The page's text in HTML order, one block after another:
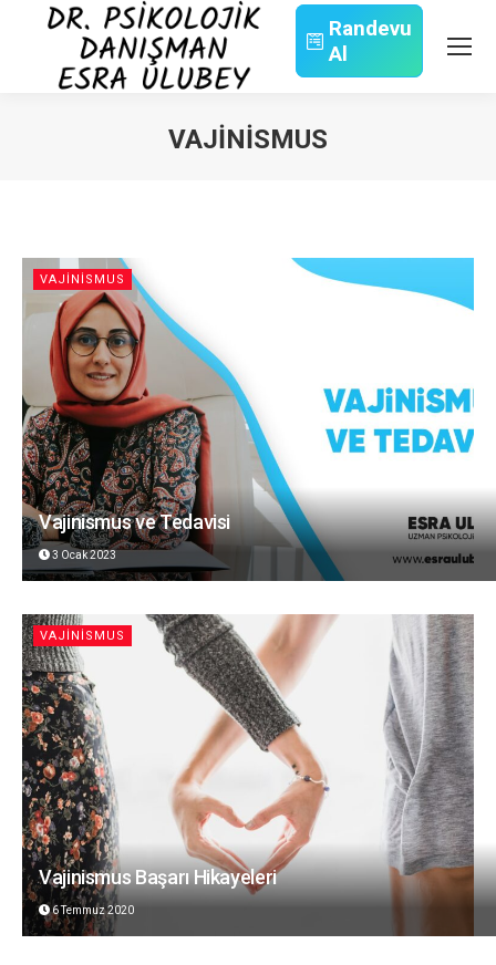
Randevu
Al
VAJINISMUS
VAJINISMUS
Vajinismus ve Tedavisi
3 Ocak 2023
VAJINISMUS
Vajinismus Başarı Hikayeleri
6 Temmuz 2020